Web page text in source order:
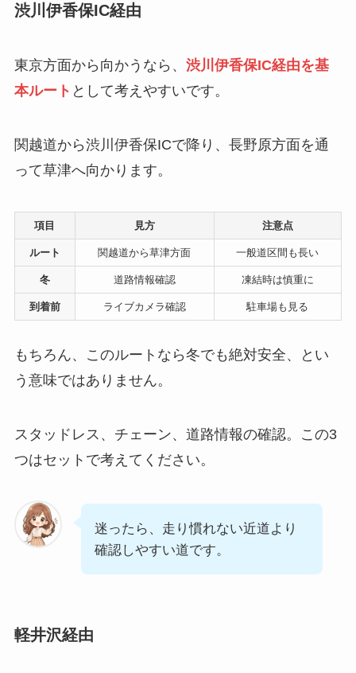
渋川伊香保IC経由
東京方面から向かうなら、 渋川伊香保IC経由を基
本ルート として考えやすいです。
関越道から渋川伊香保ICで降り、長野原方面を通
って草津へ向かります。
項目 見方 注意点
ルート 関越道から草津方面 一般道区間も長い
冬 道路情報確認 凍結時は慎重に
到着前 ライブカメラ確認 駐車場も見る
もちろん、このルートなら冬でも絶対安全、とい
う意味ではありません。
スタッドレス、チェーン、道路情報の確認。この3
つはセットで考えてください。
迷ったら、走り慣れない近道より
確認しやすい道です。
軽井沢経由